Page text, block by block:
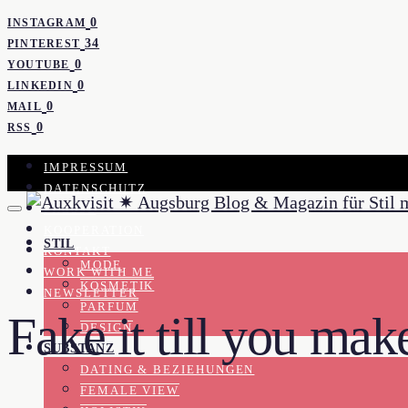
INSTAGRAM 0
PINTEREST 34
YOUTUBE 0
LINKEDIN 0
MAIL 0
RSS 0
IMPRESSUM
DATENSCHUTZ
PRESSE
KONTAKT
WORK WITH ME
NEWSLETTER
STIL
MODE
KOSMETIK
PARFUM
DESIGN
SUBSTANZ
DATING & BEZIEHUNGEN
FEMALE VIEW
Fake it till you